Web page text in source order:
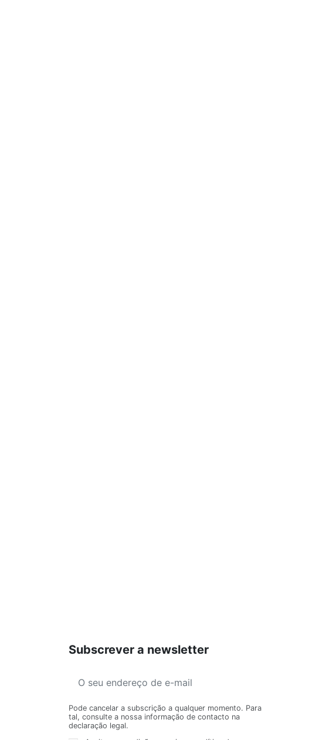
Subscrever a newsletter
Pode cancelar a subscrição a qualquer momento. Para
tal, consulte a nossa informação de contacto na
declaração legal.